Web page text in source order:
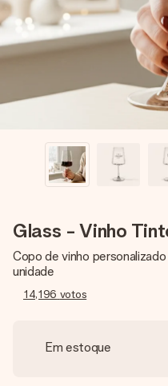
dela, uma foto ou uma
coração. Sem
momento especial.
Glass - Vinho
Copo de vinho
unidade
14,196 votos
Em estoque